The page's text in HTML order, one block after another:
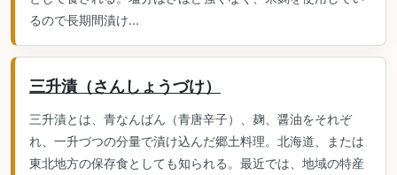
るので長期間漬け...
三升漬（さんしょうづけ）
三升漬とは、青なんばん（青唐辛子）、麹、醤油をそれぞ
れ、一升づつの分量で漬け込んだ郷土料理。北海道、または
東北地方の保存食としても知られる。最近では、地域の特産